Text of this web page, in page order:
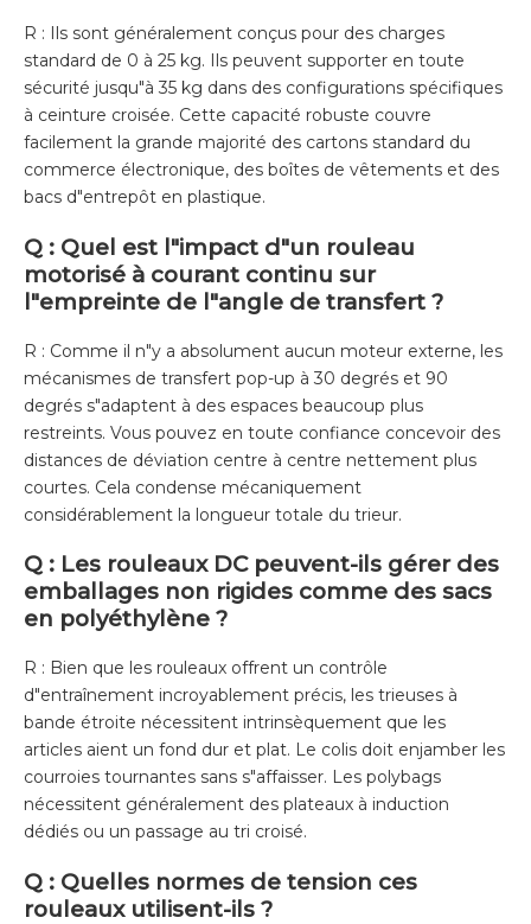
R : Ils sont généralement conçus pour des charges
standard de 0 à 25 kg. Ils peuvent supporter en toute
sécurité jusqu"à 35 kg dans des configurations spécifiques
à ceinture croisée. Cette capacité robuste couvre
facilement la grande majorité des cartons standard du
commerce électronique, des boîtes de vêtements et des
bacs d"entrepôt en plastique.
Q : Quel est l"impact d"un rouleau
motorisé à courant continu sur
l"empreinte de l"angle de transfert ?
R : Comme il n"y a absolument aucun moteur externe, les
mécanismes de transfert pop-up à 30 degrés et 90
degrés s"adaptent à des espaces beaucoup plus
restreints. Vous pouvez en toute confiance concevoir des
distances de déviation centre à centre nettement plus
courtes. Cela condense mécaniquement
considérablement la longueur totale du trieur.
Q : Les rouleaux DC peuvent-ils gérer des
emballages non rigides comme des sacs
en polyéthylène ?
R : Bien que les rouleaux offrent un contrôle
d"entraînement incroyablement précis, les trieuses à
bande étroite nécessitent intrinsèquement que les
articles aient un fond dur et plat. Le colis doit enjamber les
courroies tournantes sans s"affaisser. Les polybags
nécessitent généralement des plateaux à induction
dédiés ou un passage au tri croisé.
Q : Quelles normes de tension ces
rouleaux utilisent-ils ?